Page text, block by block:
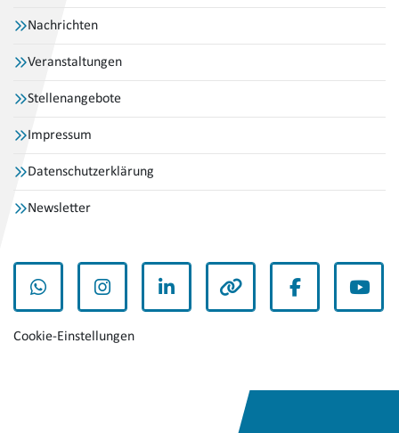
Nachrichten
Veranstaltungen
Stellenangebote
Impressum
Datenschutzerklärung
Newsletter
WhatsAppInstagramLinkedInandere Facebook
Cookie-Einstellungen